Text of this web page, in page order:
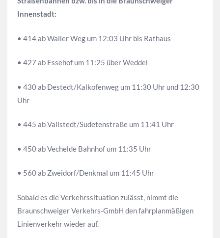
Innenstadt:
• 414 ab Waller Weg um 12:03 Uhr bis Rathaus
• 427 ab Essehof um 11:25 über Weddel
• 430 ab Destedt/Kalkofenweg um 11:30 Uhr und 12:30
Uhr
• 445 ab Vallstedt/Sudetenstraße um 11:41 Uhr
• 450 ab Vechelde Bahnhof um 11:35 Uhr
• 560 ab Zweidorf/Denkmal um 11:45 Uhr
Sobald es die Verkehrssituation zulässt, nimmt die
Braunschweiger Verkehrs-GmbH den fahrplanmäßigen
Linienverkehr wieder auf.